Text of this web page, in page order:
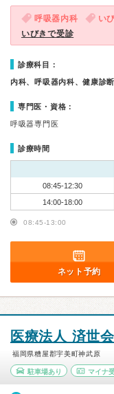
呼吸器内科 い
いびきで受診
診療科目：
内科、呼吸器内科、健康診断
専門医・資格：
呼吸器専門医
診療時間
08:45-12:30
14:00-18:00
08:45-13:00
ネット予約
医療法人 済世
福岡県糟屋郡宇美町神武原
駐車場あり マイナ